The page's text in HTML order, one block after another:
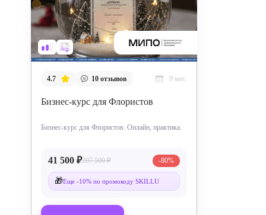
4.7 10 отзывов 9 мес.
Бизнес-курс для Флористов
Бизнес-курс для Флористов. Онлайн, практика.
41 500 ₽207 500 ₽ -80%
🎁Еще -10% по промокоду SKILLU